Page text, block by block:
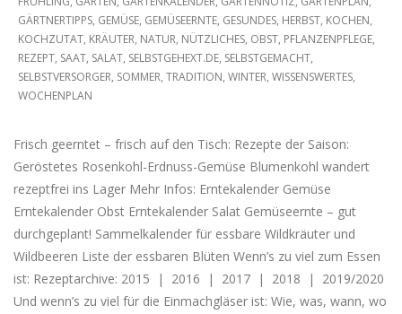
12
GÄRTNERTIPPS, GEMÜSE, GEMÜSEERNTE, GESUNDES, HERBST, KOCHEN,
KOCHZUTAT, KRÄUTER, NATUR, NÜTZLICHES, OBST, PFLANZENPFLEGE,
REZEPT, SAAT, SALAT, SELBSTGEHEXT.DE, SELBSTGEMACHT,
SELBSTVERSORGER, SOMMER, TRADITION, WINTER, WISSENSWERTES,
WOCHENPLAN
Frisch geerntet – frisch auf den Tisch: Rezepte der Saison:
Geröstetes Rosenkohl-Erdnuss-Gemüse Blumenkohl wandert
rezeptfrei ins Lager Mehr Infos: Erntekalender Gemüse
Erntekalender Obst Erntekalender Salat Gemüseernte – gut
durchgeplant! Sammelkalender für essbare Wildkräuter und
Wildbeeren Liste der essbaren Blüten Wenn’s zu viel zum Essen
ist: Rezeptarchive: 2015 | 2016 | 2017 | 2018 | 2019/2020
Und wenn’s zu viel für die Einmachgläser ist: Wie, was, wann, wo